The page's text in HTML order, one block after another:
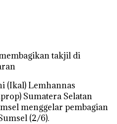
takjil di
(Ikal) Lemhannas
Sumatera Selatan
menggelar pembagian
(2/6).